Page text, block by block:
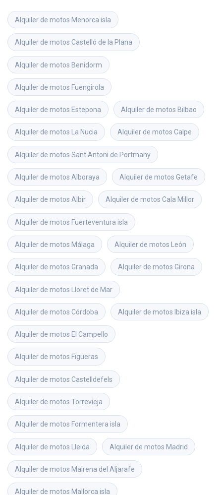
Alquiler de motos Menorca isla
Alquiler de motos Castelló de la Plana
Alquiler de motos Benidorm
Alquiler de motos Fuengirola
Alquiler de motos Estepona Alquiler de motos Bilbao
Alquiler de motos La Nucia Alquiler de motos Calpe
Alquiler de motos Sant Antoni de Portmany
Alquiler de motos Alboraya Alquiler de motos Getafe
Alquiler de motos Albir Alquiler de motos Cala Millor
Alquiler de motos Fuerteventura isla
Alquiler de motos Málaga Alquiler de motos León
Alquiler de motos Granada Alquiler de motos Girona
Alquiler de motos Lloret de Mar
Alquiler de motos Córdoba Alquiler de motos Ibiza isla
Alquiler de motos El Campello
Alquiler de motos Figueras
Alquiler de motos Castelldefels
Alquiler de motos Torrevieja
Alquiler de motos Formentera isla
Alquiler de motos Lleida Alquiler de motos Madrid
Alquiler de motos Mairena del Aljarafe
Alquiler de motos Mallorca isla